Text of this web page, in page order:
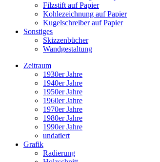
Filzstift auf Papier
Kohlezeichnung auf Papier
Kugelschreiber auf Papier
Sonstiges
Skizzenbücher
Wandgestaltung
Zeitraum
1930er Jahre
1940er Jahre
1950er Jahre
1960er Jahre
1970er Jahre
1980er Jahre
1990er Jahre
undatiert
Grafik
Radierung